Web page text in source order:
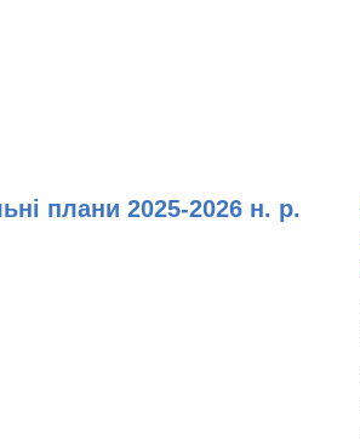
плани 2025-2026 н. р.